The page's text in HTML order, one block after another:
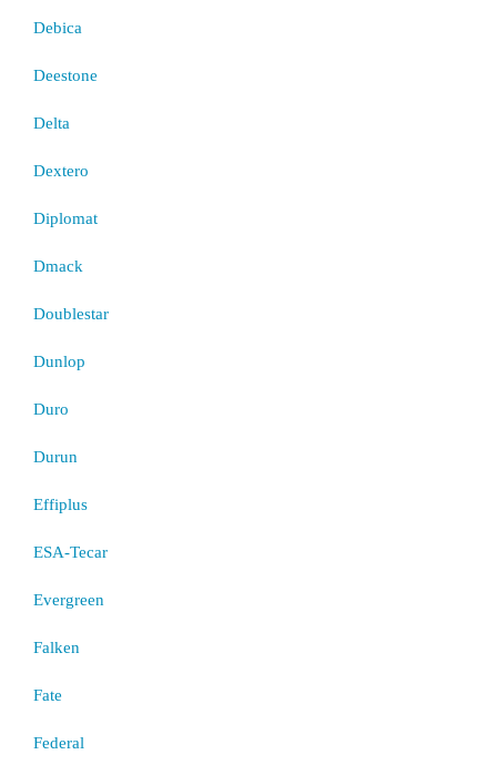
Debica
Deestone
Delta
Dextero
Diplomat
Dmack
Doublestar
Dunlop
Duro
Durun
Effiplus
ESA-Tecar
Evergreen
Falken
Fate
Federal